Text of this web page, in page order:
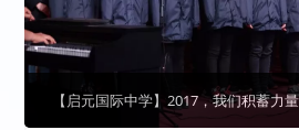
【启元国际中学】2017，我们积蓄力